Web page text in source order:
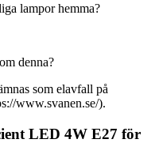
lampor hemma?
denna?
som elavfall på
www.svanen.se/).
LED 4W E27 för